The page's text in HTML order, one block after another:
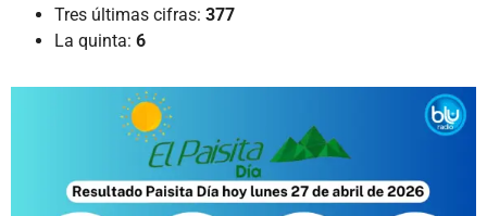
Tres últimas cifras: 377
La quinta: 6